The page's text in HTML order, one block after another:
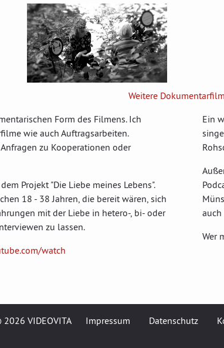
Weitere
Form des Filmens. Ich
wie auch Auftragsarbeiten.
zu Kooperationen oder
Projekt "Die Liebe meines Lebens".
18 - 38 Jahren, die bereit wären, sich
mit der Liebe in hetero-, bi- oder
zu lassen.
watch
Ein
auch
Wer
VIDEOVITA Impressum Datenschutz